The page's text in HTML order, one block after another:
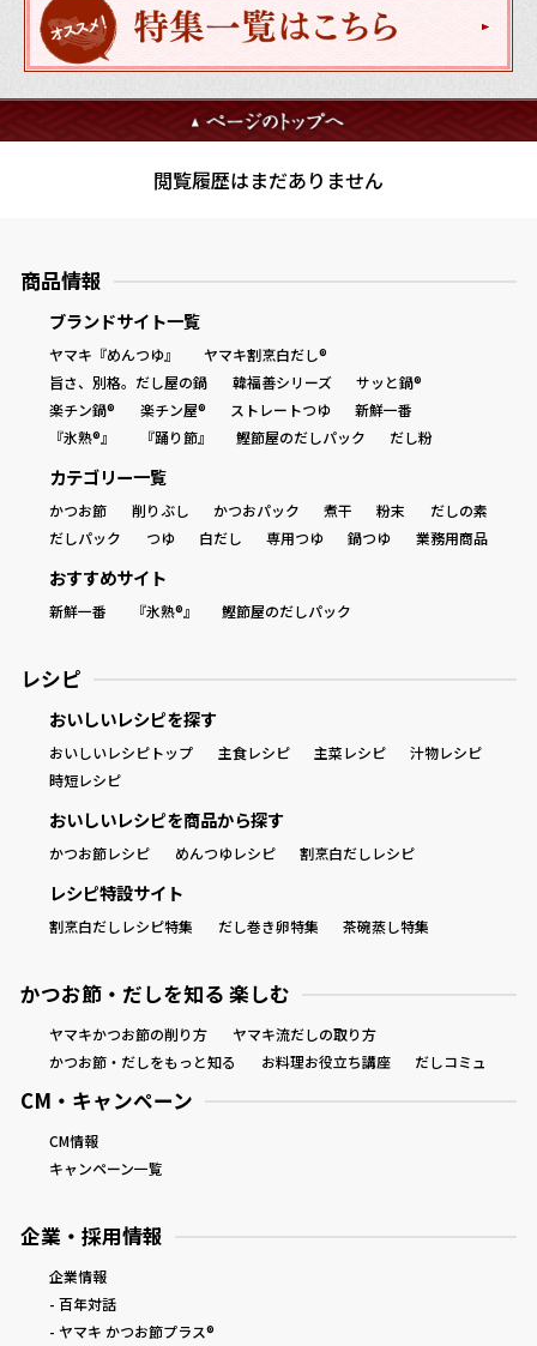
閲覧履歴はまだありません
商品情報
ブランドサイト一覧
ヤマキ『めんつゆ』
ヤマキ割烹白だし®
旨さ、別格。だし屋の鍋
韓福善シリーズ
サッと鍋®
楽チン鍋®
楽チン屋® ストレートつゆ
新鮮一番
『氷熟®』
『踊り節』 鰹節屋のだしパック だし粉
カテゴリー一覧
かつお節 削りぶし かつおパック 煮干 粉末
だしの素
だしパック
つゆ 白だし 専用つゆ 鍋つゆ 業務用商品
おすすめサイト
新鮮一番 『氷熟®』 鰹節屋のだしパック
レシピ
おいしいレシピを探す
おいしいレシピトップ 主食レシピ 主菜レシピ
汁物レシピ
時短レシピ
おいしいレシピを商品から探す
かつお節レシピ めんつゆレシピ 割烹白だしレシピ
レシピ特設サイト
割烹白だしレシピ特集 だし巻き卵特集 茶碗蒸し特集
かつお節・だしを知る 楽しむ
ヤマキかつお節の削り方
ヤマキ流だしの取り方
かつお節・だしをもっと知る
お料理お役立ち講座 だしコミュ
CM・キャンペーン
CM情報
キャンペーン一覧
企業・採用情報
企業情報
- 百年対話
- ヤマキ かつお節プラス®